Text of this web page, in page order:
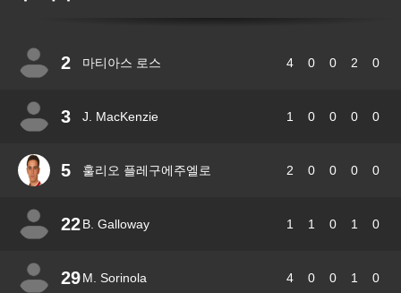
2 마티아스 로스 4 0 0 2 0
3 J. MacKenzie 1 0 0 0 0
5 훌리오 플레구에주엘로 2 0 0 0 0
22B. Galloway 1 1 0 1 0
29M. Sorinola 4 0 0 1 0